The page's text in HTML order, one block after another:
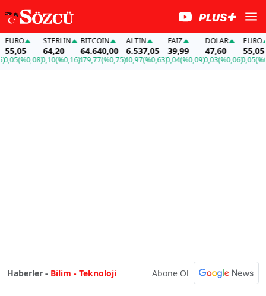
(%0,08)
STERLIN
64,20
0,10(%0,16)
BITCOIN
64.640,00
479,77(%0,75)
ALTIN
6.537,05
40,97(%0,63)
FAİZ
39,99
0,04(%0,09)
DOLAR
47,60
0,03(%0,06)
EURO
55,05
0,05(%0,08)
Haberler - Bilim - Teknoloji Abone Ol